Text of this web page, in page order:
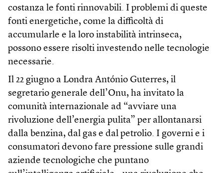
costanza le fonti rinnovabili. I problemi di queste
fonti energetiche, come la difficoltà di
accumularle e la loro instabilità intrinseca,
possono essere risolti investendo nelle tecnologie
necessarie.
Il 22 giugno a Londra António Guterres, il
segretario generale dell’Onu, ha invitato la
comunità internazionale ad “avviare una
rivoluzione dell’energia pulita” per allontanarsi
dalla benzina, dal gas e dal petrolio. I governi e i
consumatori devono fare pressione sulle grandi
aziende tecnologiche che puntano